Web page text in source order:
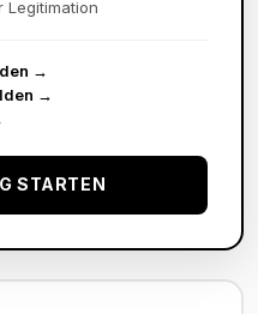
Legitimation
→
→
STARTEN